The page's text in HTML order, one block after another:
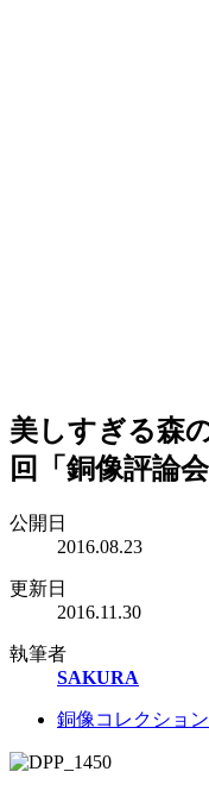
美しすぎる森
回「銅像評論会
公開日
2016.08.23
更新日
2016.11.30
執筆者
SAKURA
銅像コレクション